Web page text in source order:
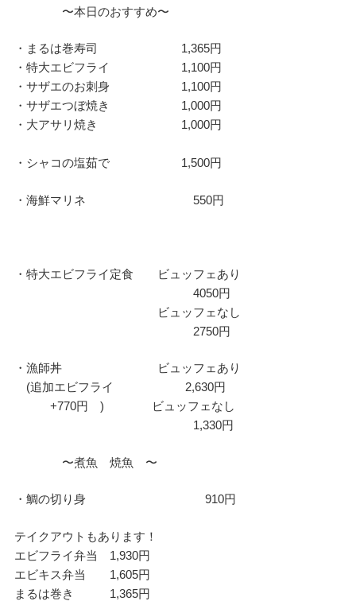
〜本日のおすすめ〜
・まるは巻寿司 1,365円
・特大エビフライ 1,100円
・サザエのお刺身 1,100円
・サザエつぼ焼き 1,000円
・大アサリ焼き 1,000円
・シャコの塩茹で 1,500円
・海鮮マリネ 550円
・特大エビフライ定食 ビュッフェあり
4050円
ビュッフェなし
2750円
・漁師丼 ビュッフェあり
(追加エビフライ 2,630円
+770円 ) ビュッフェなし
1,330円
〜煮魚 焼魚 〜
・鯛の切り身 910円
テイクアウトもあります！
エビフライ弁当 1,930円
エビキス弁当 1,605円
まるは巻き 1,365円